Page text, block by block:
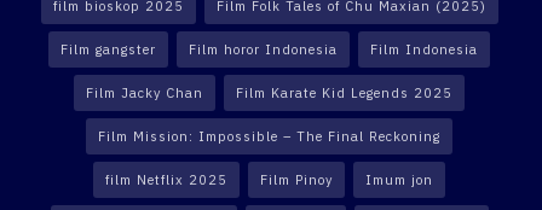
film bioskop 2025 Film Folk Tales of Chu Maxian (2025)
Film gangster Film horor Indonesia Film Indonesia
Film Jacky Chan Film Karate Kid Legends 2025
Film Mission: Impossible – The Final Reckoning
film Netflix 2025 Film Pinoy Imum jon